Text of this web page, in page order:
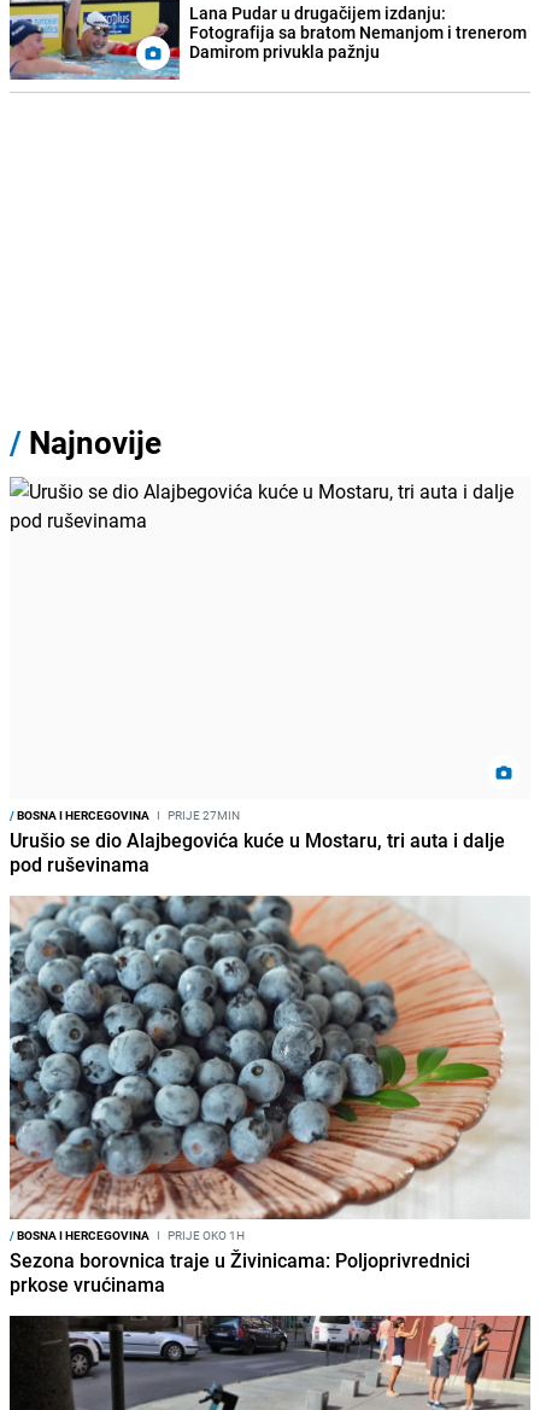
Lana Pudar u drugačijem izdanju:
Fotografija sa bratom Nemanjom i trenerom
Damirom privukla pažnju
/ Najnovije
/BOSNA I HERCEGOVINA I PRIJE 27MIN
Urušio se dio Alajbegovića kuće u Mostaru, tri auta i dalje
pod ruševinama
/BOSNA I HERCEGOVINA I PRIJE OKO 1H
Sezona borovnica traje u Živinicama: Poljoprivrednici
prkose vrućinama